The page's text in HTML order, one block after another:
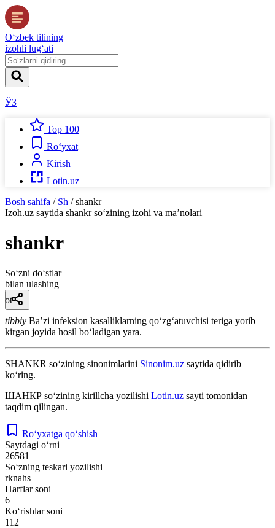
O‘zbek tilining
izohli lug‘ati
ЎЗ
Top 100
Ro‘yxat
Kirish
Lotin.uz
Bosh sahifa / Sh / shankr
Izoh.uz saytida shankrso‘zining izohi va ma’nolari
shankr
So‘zni do‘stlar
bilan ulashing
ot
tibbiy Baʼzi infeksion kasalliklarning qoʻzgʻatuvchisi teriga yorib
kirgan joyida hosil boʻladigan yara.
SHANKR so‘zining sinonimlarini Sinonim.uz saytida qidirib
ko‘ring.
ШАНКР so‘zining kirillcha yozilishi Lotin.uz sayti tomonidan
taqdim qilingan.
Ro‘yxatga qo‘shish
Saytdagi o‘rni
26581
So‘zning teskari yozilishi
rknahs
Harflar soni
6
Ko‘rishlar soni
112